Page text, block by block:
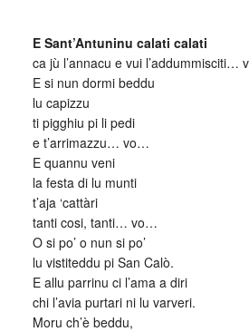
E Sant’Antuninu calati calati
ca jù l’annacu e vui l’addummisciti…
E si nun dormi beddu
lu capizzu
ti pigghiu pi li pedi
e t’arrimazzu… vo…
E quannu veni
la festa di lu munti
t’aja ‘cattàri
tanti cosi, tanti… vo…
O si po’ o nun si po’
lu vistiteddu pi San Calò.
E allu parrinu ci l’ama a diri
chi l’avia purtari ni lu varveri.
Moru ch’è beddu,